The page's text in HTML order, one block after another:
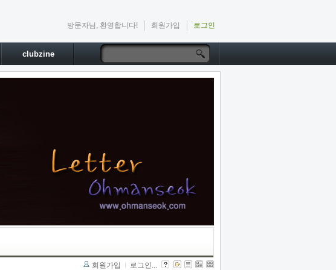
방문자님, 환영합니다! 회원가입 로그인
clubzine
회원가입 로그인...